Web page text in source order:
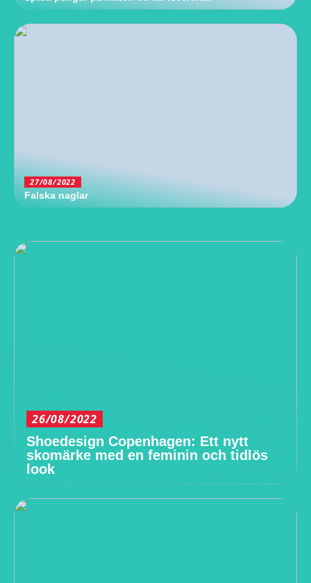
27/08/2022
Falska naglar
26/08/2022
Shoedesign Copenhagen: Ett nytt
skomärke med en feminin och tidlös
look